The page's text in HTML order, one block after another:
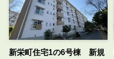
新栄町住宅1の6号棟 新規